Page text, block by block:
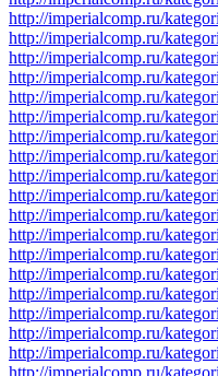
http://imperialcomp.ru/
http://imperialcomp.ru/
http://imperialcomp.ru/
http://imperialcomp.ru/
http://imperialcomp.ru/
http://imperialcomp.ru/
http://imperialcomp.ru/
http://imperialcomp.ru/
http://imperialcomp.ru/
http://imperialcomp.ru/
http://imperialcomp.ru/
http://imperialcomp.ru/
http://imperialcomp.ru/
http://imperialcomp.ru/
http://imperialcomp.ru/
http://imperialcomp.ru/
http://imperialcomp.ru/
http://imperialcomp.ru/
http://imperialcomp.ru/